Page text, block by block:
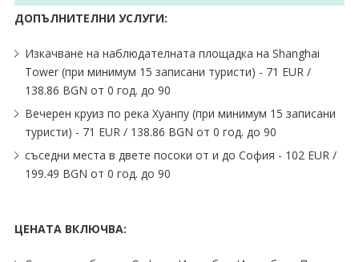
ДОПЪЛНИТЕЛНИ УСЛУГИ:
Изкачване на наблюдателната площадка на Shanghai
Tower (при минимум 15 записани туристи) - 71 EUR ∕
138.86 BGN от 0 год. до 90
Вечерен круиз по река Хуанпу (при минимум 15 записани
туристи) - 71 EUR ∕ 138.86 BGN от 0 год. до 90
съседни места в двете посоки от и до София - 102 EUR ∕
199.49 BGN от 0 год. до 90
ЦЕНАТА ВКЛЮЧВА: